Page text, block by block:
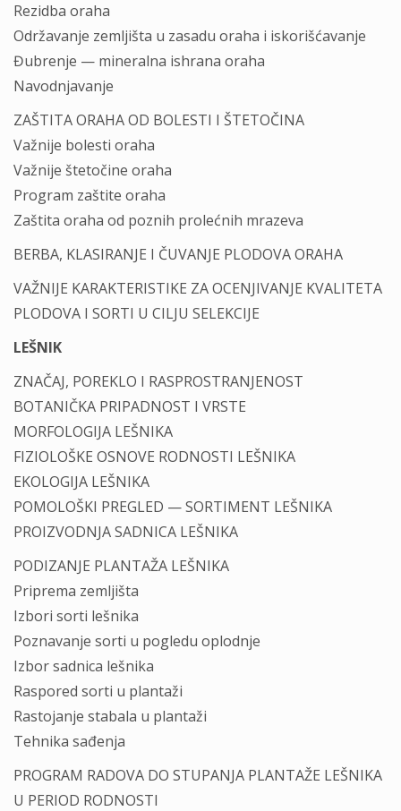
Rezidba oraha
Održavanje zemljišta u zasadu oraha i iskorišćavanje
Đubrenje — mineralna ishrana oraha
Navodnjavanje
ZAŠTITA ORAHA OD BOLESTI I ŠTETOČINA
Važnije bolesti oraha
Važnije štetočine oraha
Program zaštite oraha
Zaštita oraha od poznih prolećnih mrazeva
BERBA, KLASIRANJE I ČUVANJE PLODOVA ORAHA
VAŽNIJE KARAKTERISTIKE ZA OCENJIVANJE KVALITETA
PLODOVA I SORTI U CILJU SELEKCIJE
LEŠNIK
ZNAČAJ, POREKLO I RASPROSTRANJENOST
BOTANIČKA PRIPADNOST I VRSTE
MORFOLOGIJA LEŠNIKA
FIZIOLOŠKE OSNOVE RODNOSTI LEŠNIKA
EKOLOGIJA LEŠNIKA
POMOLOŠKI PREGLED — SORTIMENT LEŠNIKA
PROIZVODNJA SADNICA LEŠNIKA
PODIZANJE PLANTAŽA LEŠNIKA
Priprema zemljišta
Izbori sorti lešnika
Poznavanje sorti u pogledu oplodnje
Izbor sadnica lešnika
Raspored sorti u plantaži
Rastojanje stabala u plantaži
Tehnika sađenja
PROGRAM RADOVA DO STUPANJA PLANTAŽE LEŠNIKA
U PERIOD RODNOSTI